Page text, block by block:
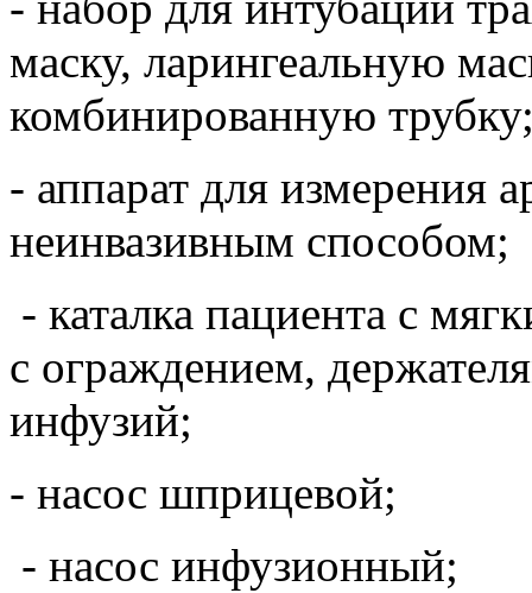
маску, ларингеальную
комбинированную
- аппарат для измерения
неинвазивным способом;
- каталка пациента с
с ограждением,
инфузий;
- насос шприцевой;
- насос инфузионный;